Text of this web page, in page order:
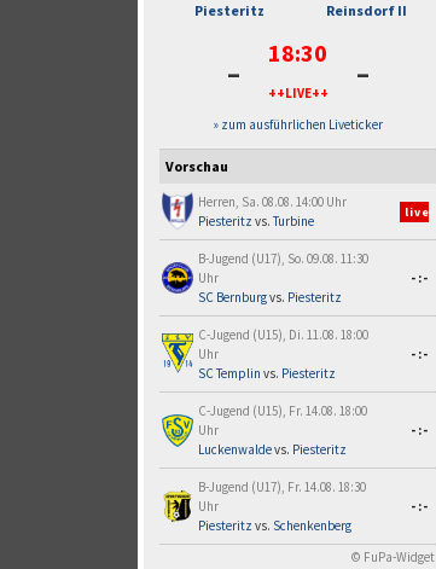
Piesteritz Reinsdorf II
- 18:30
++LIVE++ -
» zum ausführlichen Liveticker
Vorschau
Herren, Sa. 08.08. 14:00 Uhr
Piesteritz vs.Turbine
live
B-Jugend (U17), So. 09.08. 11:30
Uhr
SC Bernburgvs. Piesteritz
-:-
C-Jugend (U15), Di. 11.08. 18:00
Uhr
SC Templin vs. Piesteritz
-:-
C-Jugend (U15), Fr. 14.08. 18:00
Uhr
Luckenwaldevs. Piesteritz
-:-
B-Jugend (U17), Fr. 14.08. 18:30
Uhr
Piesteritz vs. Schenkenberg
-:-
© FuPa-Widget